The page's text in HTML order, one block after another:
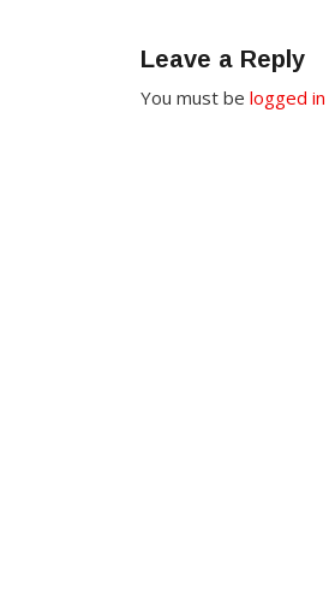
Leave a Reply
You must be logged in